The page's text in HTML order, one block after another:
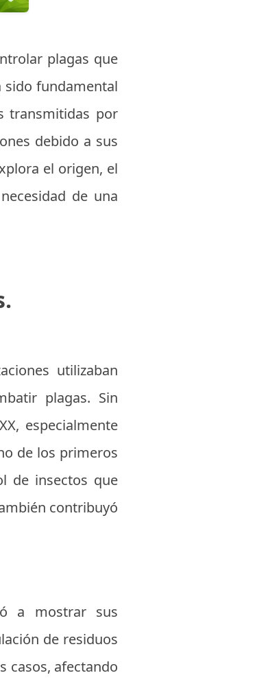
plagas que
sido fundamental
transmitidas por
debido a sus
el origen, el
de una
utilizaban
plagas. Sin
especialmente
de los primeros
de insectos que
contribuyó
a mostrar sus
de residuos
casos, afectando